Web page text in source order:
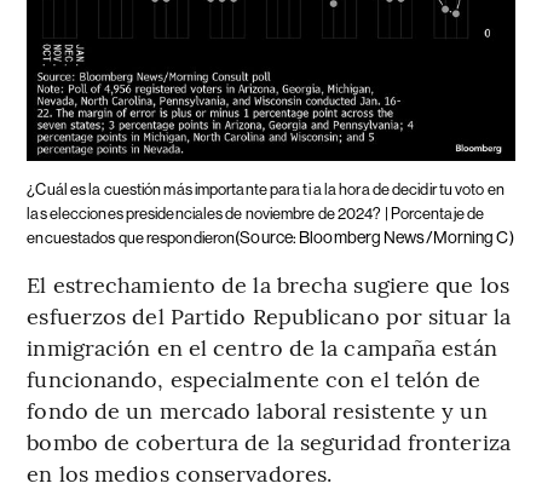
¿Cuál es la cuestión más importante para ti a la hora de decidir tu voto en
las elecciones presidenciales de noviembre de 2024? | Porcentaje de
encuestados que respondieron(Source: Bloomberg News/Morning C)
El estrechamiento de la brecha sugiere que los
esfuerzos del Partido Republicano por situar la
inmigración en el centro de la campaña están
funcionando, especialmente con el telón de
fondo de un mercado laboral resistente y un
bombo de cobertura de la seguridad fronteriza
en los medios conservadores.